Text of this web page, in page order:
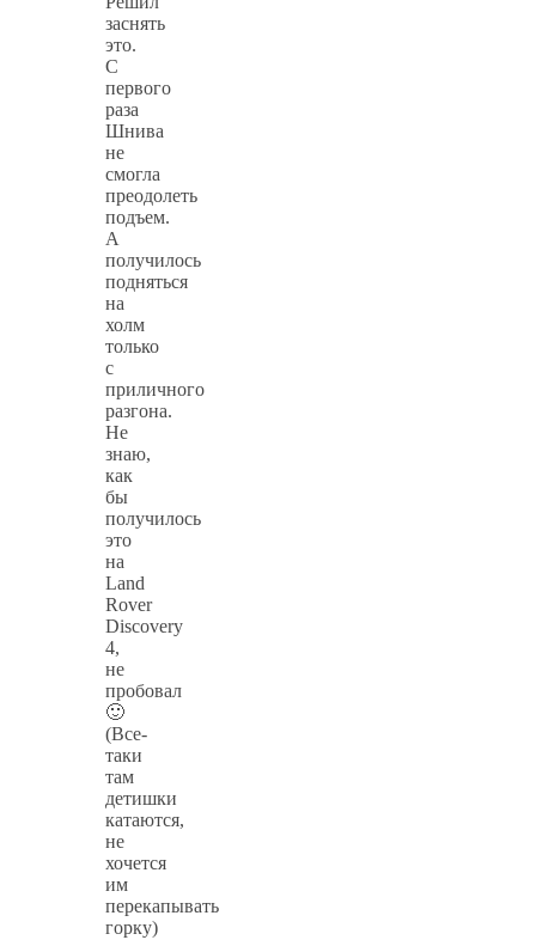
заснять
это.
С
первого
раза
Шнива
не
смогла
преодолеть
подъем.
А
получилось
подняться
на
холм
только
с
приличного
разгона.
Не
знаю,
как
бы
получилось
это
на
Land
Rover
Discovery
4,
не
пробовал
🙂
(Все-
таки
там
детишки
катаются,
не
хочется
им
перекапывать
горку)